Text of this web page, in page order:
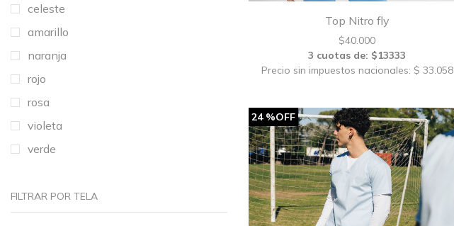
Top Nitro fly
$40.000
3 cuotas de: $13333
Precio sin impuestos nacionales: $ 33.058
24 %OFF
celeste
amarillo
naranja
rojo
rosa
violeta
verde
FILTRAR POR TELA